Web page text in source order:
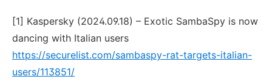
[1] Kaspersky (2024.09.18) – Exotic SambaSpy is now
dancing with Italian users
https://securelist.com/sambaspy-rat-targets-italian-
users/113851/